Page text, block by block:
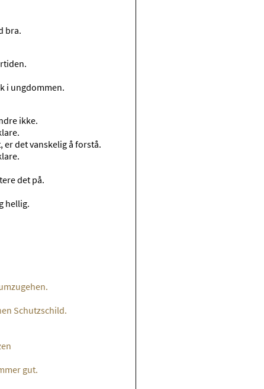
bra.
i ungdommen.
ikke.
er det vanskelig å forstå.
det på.
hellig.
Schutzschild.
gut.